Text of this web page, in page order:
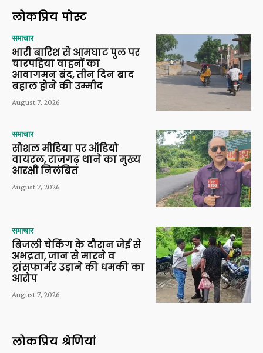
लोकप्रिय पोस्ट
समाचार
भारी बारिश से आमघाट पुल पर
चारपहिया वाहनों का
आवागमन बंद, तीन दिन बाद
बहाल होने की उम्मीद
August 7, 2026
समाचार
सोशल मीडिया पर ऑडियो
वायरल, राजगढ़ थाने का मुख्य
आरक्षी निलंबित
August 7, 2026
समाचार
बिजली चेकिंग के दौरान जेई से
अभद्रता, जान से मारने व
ट्रांसफार्मर उड़ाने की धमकी का
आरोप
August 7, 2026
लोकप्रिय श्रेणियां